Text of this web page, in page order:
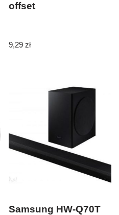
offset
9,29zł
Samsung HW-Q70T